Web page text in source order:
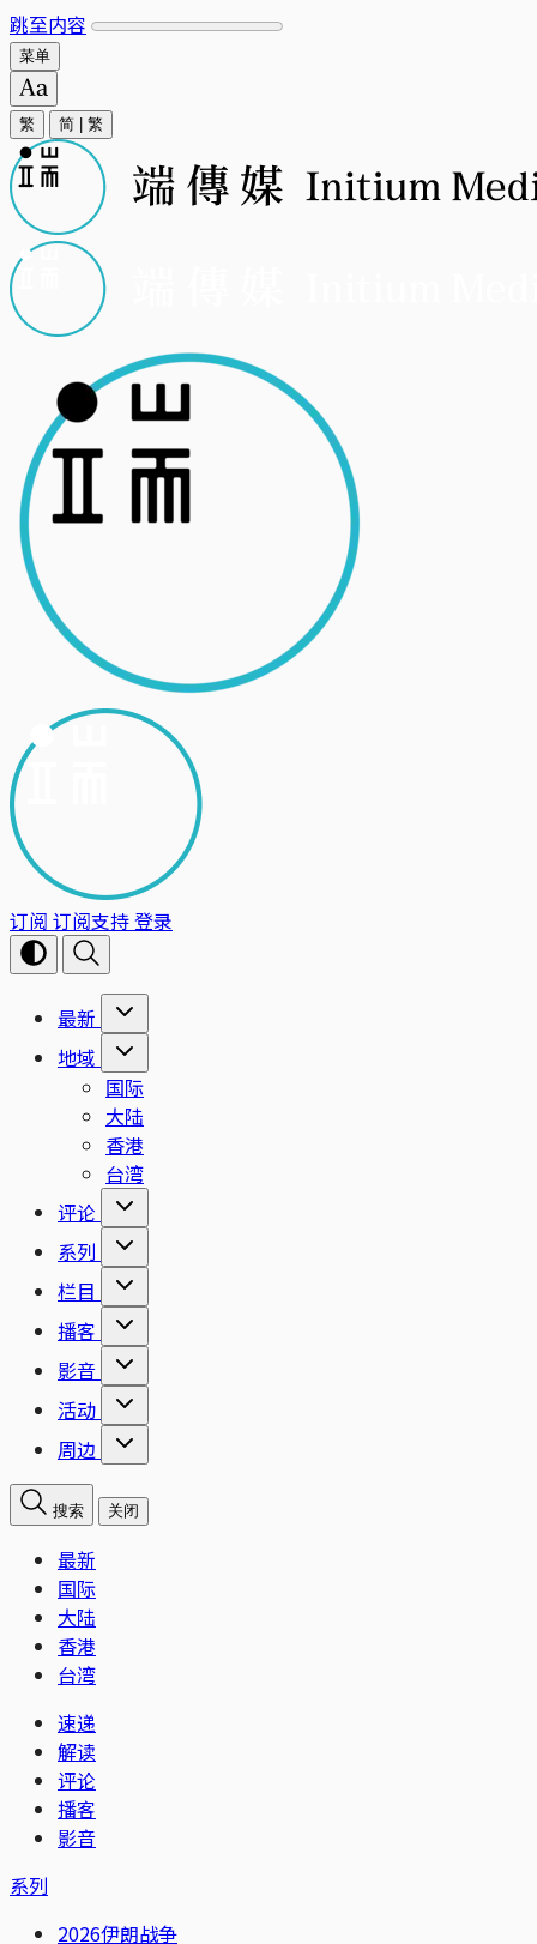
跳至内容
菜单
繁 简 繁
订阅 订阅支持登录
最新
地域
国际
大陆
香港
台湾
评论
系列
栏目
播客
影音
活动
周边
搜索 关闭
最新
国际
大陆
香港
台湾
速递
解读
评论
播客
影音
系列
2026伊朗战争